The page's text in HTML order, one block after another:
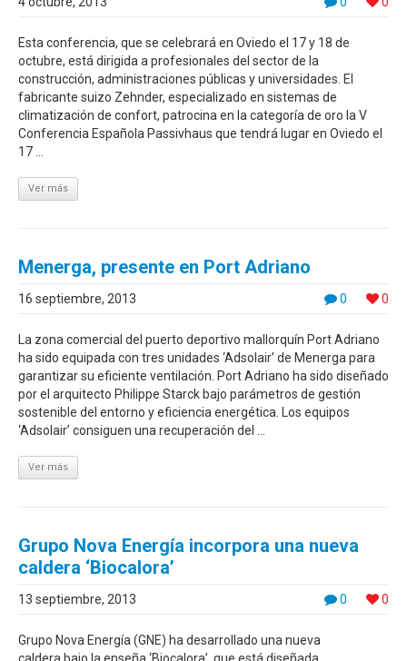
Esta conferencia, que se celebrará en Oviedo el 17 y 18 de
octubre, está dirigida a profesionales del sector de la
construcción, administraciones públicas y universidades. El
fabricante suizo Zehnder, especializado en sistemas de
climatización de confort, patrocina en la categoría de oro la V
Conferencia Española Passivhaus que tendrá lugar en Oviedo el
17 ...
Ver más
Menerga, presente en Port Adriano
0 0
16 septiembre, 2013
La zona comercial del puerto deportivo mallorquín Port Adriano
ha sido equipada con tres unidades ‘Adsolair’ de Menerga para
garantizar su eficiente ventilación. Port Adriano ha sido diseñado
por el arquitecto Philippe Starck bajo parámetros de gestión
sostenible del entorno y eficiencia energética. Los equipos
‘Adsolair’ consiguen una recuperación del ...
Ver más
Grupo Nova Energía incorpora una nueva
caldera ‘Biocalora’
0 0
13 septiembre, 2013
Grupo Nova Energía (GNE) ha desarrollado una nueva